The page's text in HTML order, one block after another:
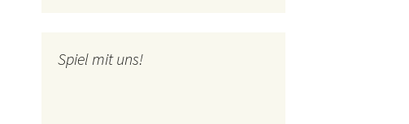
Spiel mit uns!